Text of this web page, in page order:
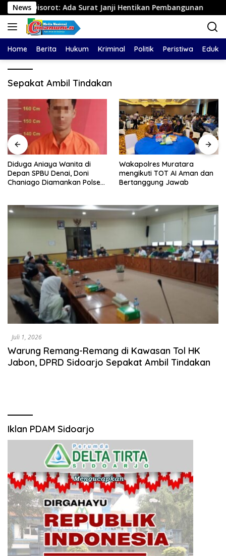
Langsung
ke
konten
NewsAda Surat Janji Hentikan Pembangunan Diduga
Home Berita Hukum Kriminal Politik Peristiwa
Sepakat Ambil Tindakan
Diduga Aniaya Wanita di
Depan SPBU Denai, Doni
Chaniago Diamankan Polsek
Wakapolres Muratara
mengikuti TOT AI Aman dan
Bertanggung Jawab
Juli 1, 2026
Warung Remang-Remang di Kawasan Tol HK
Jabon, DPRD Sidoarjo Sepakat Ambil Tindakan
Iklan PDAM Sidoarjo